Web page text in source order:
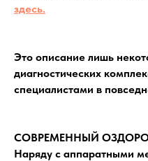
здесь.
Это описание лишь
диагностических
специалистами в
СОВРЕМЕННЫЙ
Наряду с аппаратными